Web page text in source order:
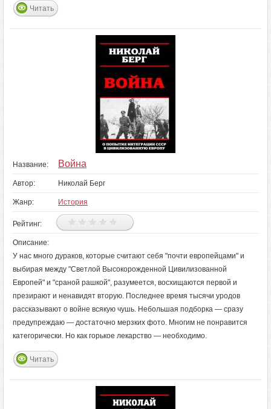
Читать
Название: Война
Автор: Николай Берг
Жанр: История
Рейтинг:
Описание:
У нас много дураков, которые считают себя "почти европейцами" и
выбирая между "Светлой Высокорожденной Цивилизованной
Европей" и "сраной рашкой", разумеется, восхищаются первой и
презирают и ненавидят вторую. Последнее время тысячи уродов
рассказывают о войне всякую чушь. Небольшая подборка — сразу
предупреждаю — достаточно мерзких фото. Многим не понравится
категорически. Но как горькое лекарство — необходимо.
Читать